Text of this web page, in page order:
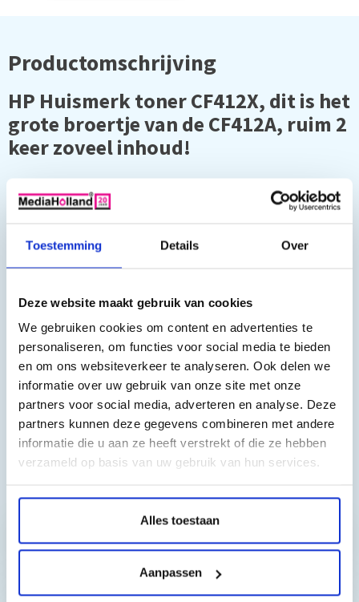
Toestemming Details Over
Deze website maakt gebruik van cookies
We gebruiken cookies om content en advertenties te
personaliseren, om functies voor social media te bieden
en om ons websiteverkeer te analyseren. Ook delen we
informatie over uw gebruik van onze site met onze
partners voor social media, adverteren en analyse. Deze
partners kunnen deze gegevens combineren met andere
informatie die u aan ze heeft verstrekt of die ze hebben
verzameld op basis van uw gebruik van hun services.
Alles toestaan
Aanpassen
Productomschrijving
HP Huismerk toner CF412X, dit is het
grote broertje van de CF412A, ruim 2
keer zoveel inhoud!
LaserJet Pro M452dw, Color LaserJet Pro M452nw, Color
LaserJet Pro M477fdn, Color LaserJet Pro M477fdw, Color
LaserJet Pro M477fnw
Toch nog een vraag?
Hebt u vragen bij het artikel?